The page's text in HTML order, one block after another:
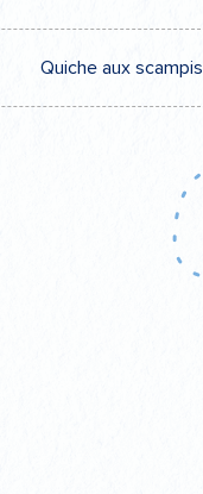
Quiche aux scampis